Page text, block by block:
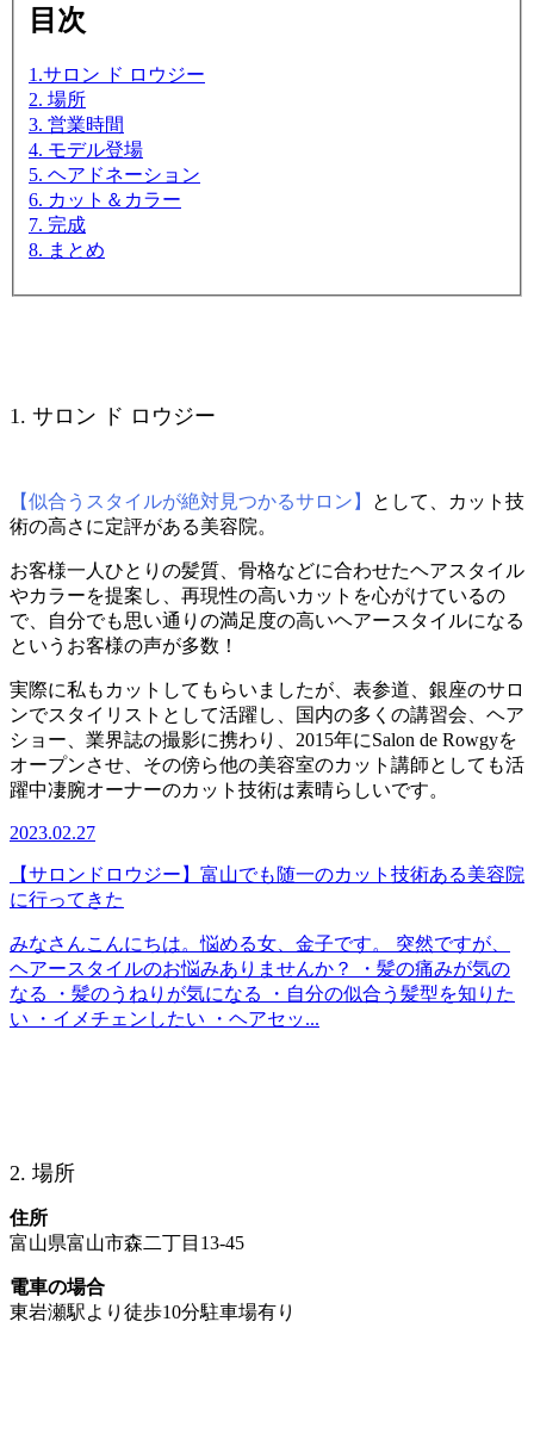
目次
1.サロン ド ロウジー
2. 場所
3. 営業時間
4. モデル登場
5. ヘアドネーション
6. カット＆カラー
7. 完成
8. まとめ
1. サロン ド ロウジー
【似合うスタイルが絶対見つかるサロン】
として、カット技
術の高さに定評がある美容院。
お客様一人ひとりの髪質、骨格などに合わせたヘアスタイル
やカラーを提案し、再現性の高いカットを心がけているの
で、自分でも思い通りの満足度の高いヘアースタイルになる
というお客様の声が多数！
実際に私もカットしてもらいましたが、表参道、銀座のサロ
ンでスタイリストとして活躍し、国内の多くの講習会、ヘア
ショー、業界誌の撮影に携わり、2015年にSalon de Rowgyを
オープンさせ、その傍ら他の美容室のカット講師としても活
躍中凄腕オーナーのカット技術は素晴らしいです。
2023.02.27
【サロンドロウジー】富山でも随一のカット技術ある美容院
に行ってきた
みなさんこんにちは。悩める女、金子です。 突然ですが、
ヘアースタイルのお悩みありませんか？ ・髪の痛みが気の
なる ・髪のうねりが気になる ・自分の似合う髪型を知りた
い ・イメチェンしたい ・ヘアセッ...
2. 場所
住所
富山県富山市森二丁目13-45
電車の場合
東岩瀬駅より徒歩10分駐車場有り